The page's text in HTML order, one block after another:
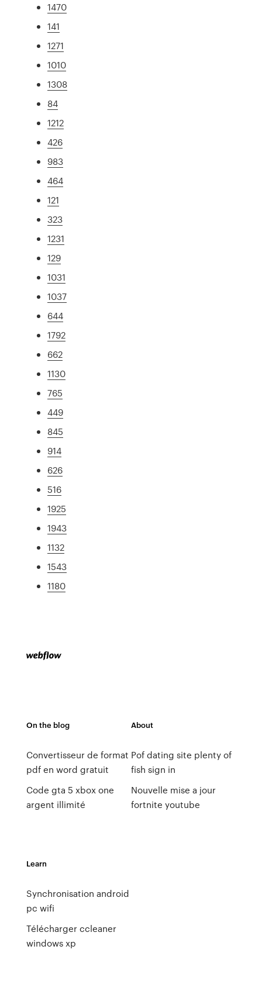
1470
141
1271
1010
1308
84
1212
426
983
464
121
323
1231
129
1031
1037
644
1792
662
1130
765
449
845
914
626
516
1925
1943
1132
1543
1180
On the blog
Convertisseur de format
pdf en word gratuit
Code gta 5 xbox one
argent illimité
About
Pof dating site plenty of
fish sign in
Nouvelle mise a jour
fortnite youtube
Learn
Synchronisation android
pc wifi
Télécharger ccleaner
windows xp